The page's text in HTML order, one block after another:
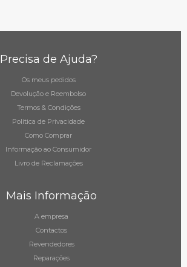
Precisa de Ajuda?
Os meus pedidos
Devolução e Reembolso
Termos & Condições
Política de Privacidade
Como Comprar
Informação ao Consumidor
Livro de Reclamações
Mais Informação
A empresa
Contactos
Revendedores
Reparações